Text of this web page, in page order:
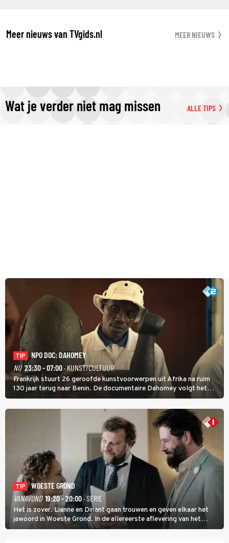
Meer nieuws van TVgids.nl MEER NIEUWS
Wat je verder niet mag missen ALLE TIPS
TIP
NPO DOC: DAHOMEY
NU 23:30 - 07:00· KUNST/CULTUUR
Frankrijk stuurt 26 geroofde kunstvoorwerpen uit Afrika na ruim
130 jaar terug naar Benin. De documentaire Dahomey volgt het
transport en toont de aankomst. Inwoners van Benin bespreken de
betekenis van de teruggave.
TIP
WOESTE GROND
VANAVOND 19:20 - 20:00· SERIE
Het is zover. Lianne en Dinant gaan trouwen en geven elkaar het
jawoord in Woeste Grond. In de allereerste aflevering van het
eerste seizoen kwam Lianne vanuit de Randstad naar Twente. Daar